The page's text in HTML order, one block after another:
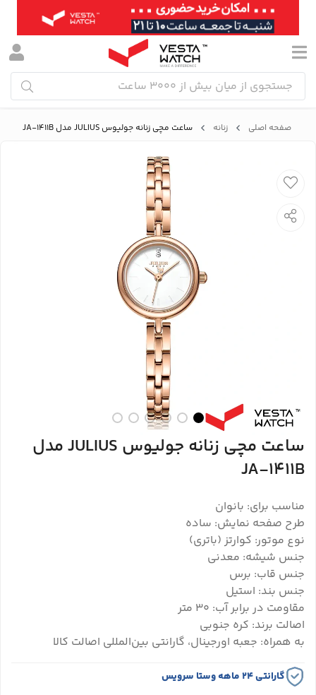
صفحه اصلی زنانه ساعت مچی زنانه جولیوس JULIUS مدل JA-1411B
ساعت مچی زنانه جولیوس JULIUS مدل
JA-1411B
مناسب برای: بانوان
طرح صفحه نمایش: ساده
نوع موتور: کوارتز (باتری)
جنس شیشه: معدنی
جنس قاب: برس
جنس بند: استیل
مقاومت در برابر آب: 30 متر
اصالت برند: کره جنوبی
به همراه: جعبه اورجینال، گارانتی بین‌المللی اصالت کالا
گارانتی ۲۴ ماهه وستا سرویس